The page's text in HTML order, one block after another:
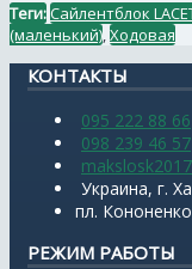
Теги:Сайлентблок
(маленький) Ходовая
КОНТАКТЫ
095 222 88 66
098 239 46 57
Украина, г.
пл.
РЕЖИМ РАБОТЫ